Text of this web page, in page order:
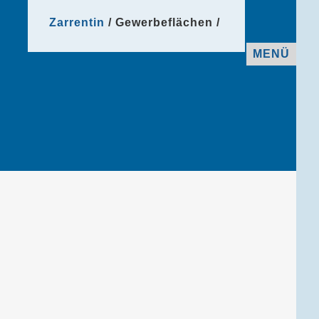
MENÜ
Zarrentin Gewerbeflächen